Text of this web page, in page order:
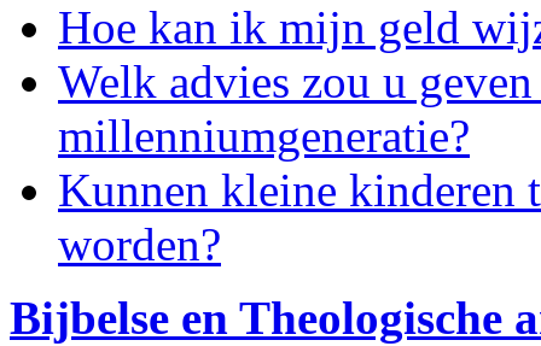
Hoe kan ik mijn geld
Welk advies zou u
millenniumgeneratie?
Kunnen kleine kinderen
worden?
Bijbelse en Theologische